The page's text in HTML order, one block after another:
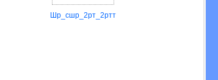
Шр_сшр_2рт_2ртт